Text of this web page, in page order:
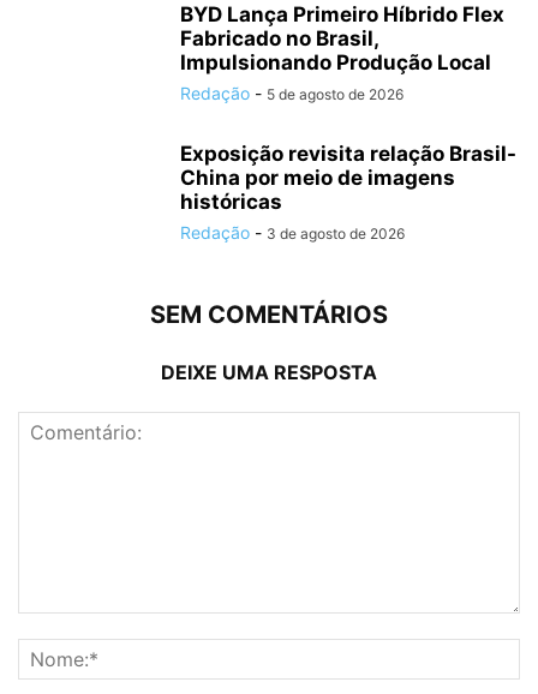
BYD Lança Primeiro Híbrido Flex
Fabricado no Brasil,
Impulsionando Produção Local
Redação - 5 de agosto de 2026
Exposição revisita relação Brasil-
China por meio de imagens
históricas
Redação - 3 de agosto de 2026
SEM COMENTÁRIOS
DEIXE UMA RESPOSTA